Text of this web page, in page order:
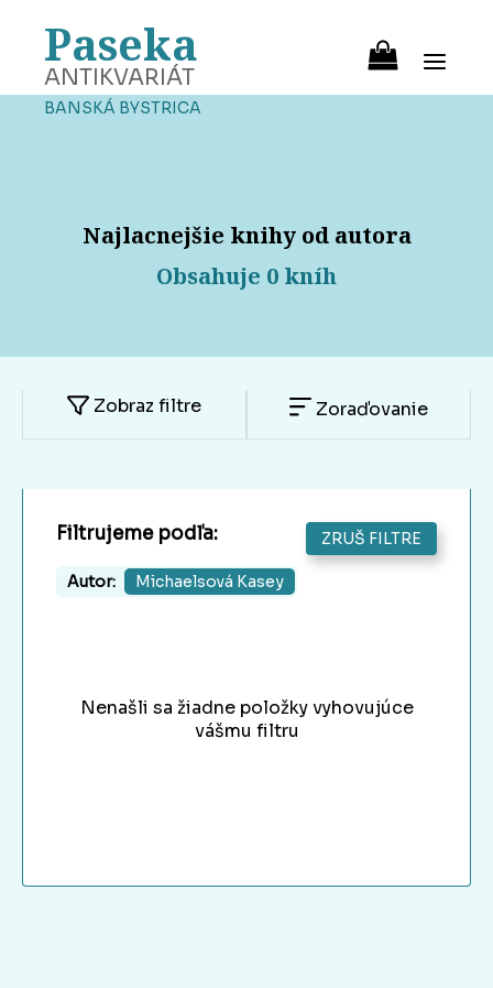
Paseka
ANTIKVARIÁT
BANSKÁ BYSTRICA
Najlacnejšie knihy od autora
Obsahuje 0 kníh
Zobraz filtre Zoraďovanie
Filtrujeme podľa: ZRUŠ FILTRE
Autor: Michaelsová Kasey
Nenašli sa žiadne položky vyhovujúce
vášmu filtru